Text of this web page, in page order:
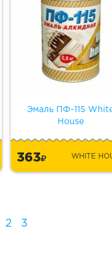
Эмаль ПФ-115
House
363 WHITE
2 3